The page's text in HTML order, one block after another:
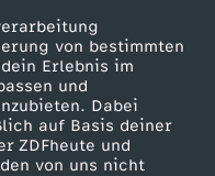
von bestimmten
Erlebnis im
und
Dabei
auf Basis deiner
ZDFheute und
von uns nicht